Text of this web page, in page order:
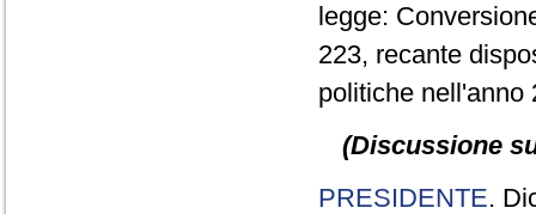
legge:
223, recante
politiche nell'anno
(Discussione
PRESIDENTE.